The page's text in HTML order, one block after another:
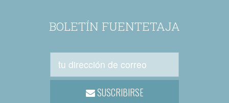
BOLETÍN FUENTETAJA
SUSCRIBIRSE